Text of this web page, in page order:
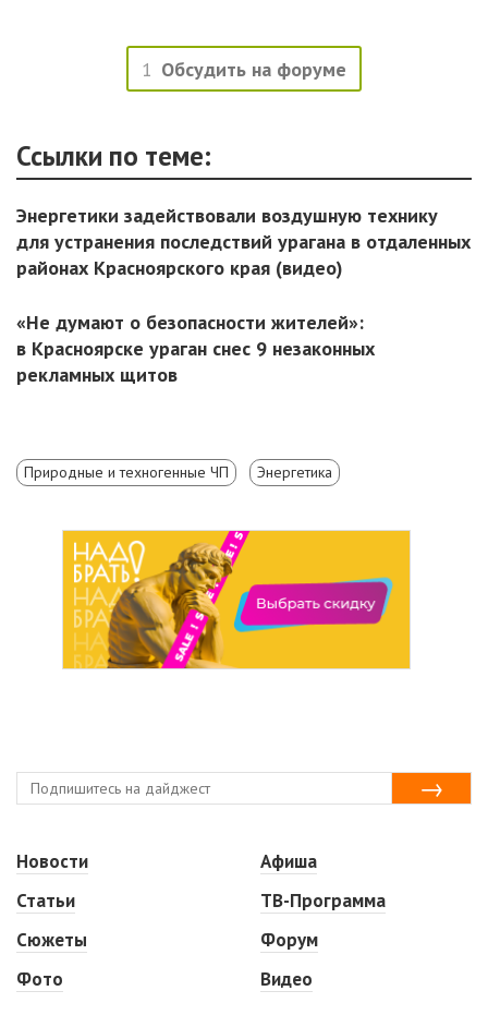
1 Обсудить на форуме
Ссылки по теме:
Энергетики задействовали воздушную технику
для устранения последствий урагана в отдаленных
районах Красноярского края (видео)
«Не думают о безопасности жителей»:
в Красноярске ураган снес 9 незаконных
рекламных щитов
Природные и техногенные ЧП Энергетика
Новости
Статьи
Сюжеты
Фото
Афиша
ТВ-Программа
Форум
Видео